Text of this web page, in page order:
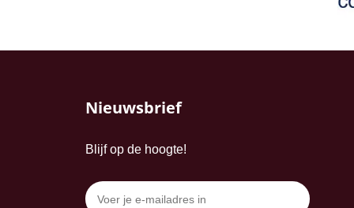
Nieuwsbrief
Blijf op de hoogte!